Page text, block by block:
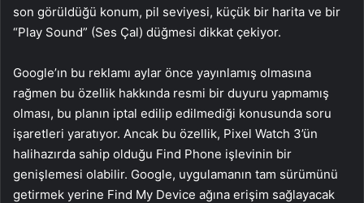
son görüldüğü konum, pil seviyesi, küçük bir harita ve bir
“Play Sound” (Ses Çal) düğmesi dikkat çekiyor.
Google’ın bu reklamı aylar önce yayınlamış olmasına
rağmen bu özellik hakkında resmi bir duyuru yapmamış
olması, bu planın iptal edilip edilmediği konusunda soru
işaretleri yaratıyor. Ancak bu özellik, Pixel Watch 3’ün
halihazırda sahip olduğu Find Phone işlevinin bir
genişlemesi olabilir. Google, uygulamanın tam sürümünü
getirmek yerine Find My Device ağına erişim sağlayacak